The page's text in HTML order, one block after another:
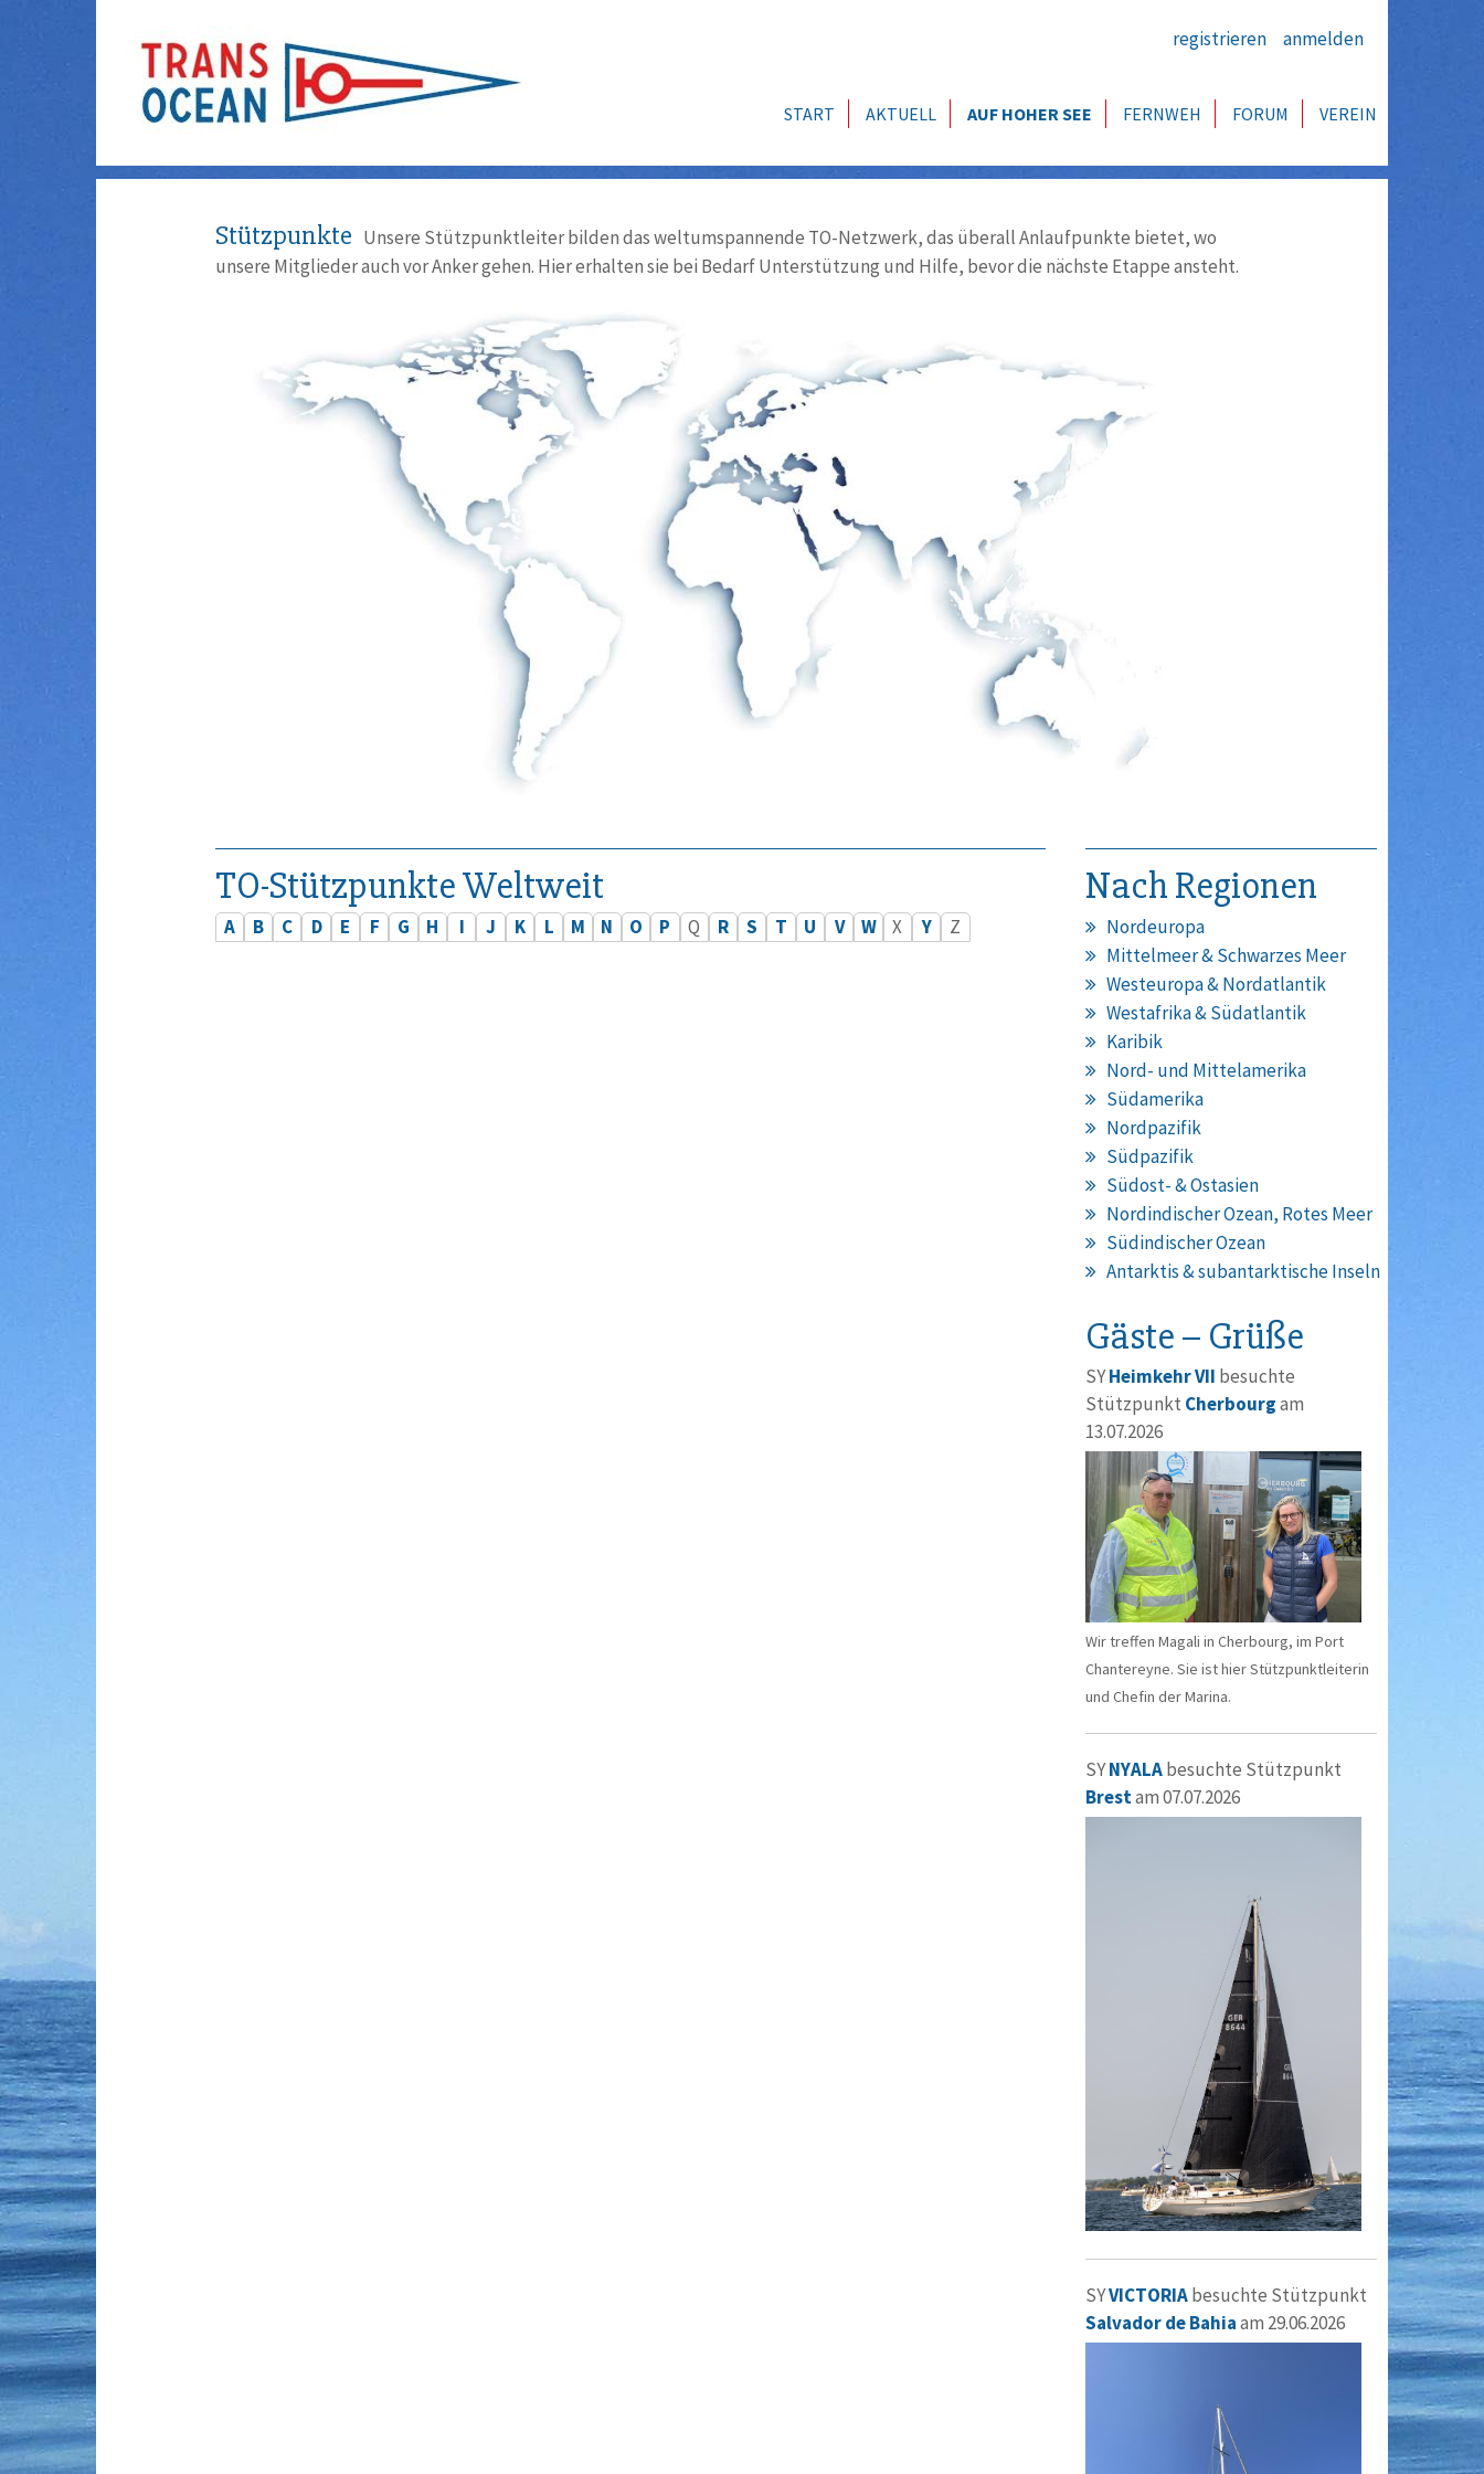
registrieren anmelden
START AKTUELL AUF HOHER SEE FERNWEH FORUM VEREIN
Stützpunkte Unsere Stützpunktleiter bilden das weltumspannende TO-Netzwerk, das überall Anlaufpunkte bietet, wo
unsere Mitglieder auch vor Anker gehen. Hier erhalten sie bei Bedarf Unterstützung und Hilfe, bevor die nächste Etappe ansteht.
TO-Stützpunkte Weltweit
A B C D E F G H I J K L M N O P Q R S T U V W X Y Z
Nach Regionen
Nordeuropa
Mittelmeer & Schwarzes Meer
Westeuropa & Nordatlantik
Westafrika & Südatlantik
Karibik
Nord- und Mittelamerika
Südamerika
Nordpazifik
Südpazifik
Südost- & Ostasien
Nordindischer Ozean, Rotes Meer
Südindischer Ozean
Antarktis & subantarktische Inseln
Gäste – Grüße
SYHeimkehr VII besuchte
Stützpunkt Cherbourgam
13.07.2026
Wir treffen Magali in Cherbourg, im Port
Chantereyne. Sie ist hier Stützpunktleiterin
und Chefin der Marina.
SYNYALAbesuchte Stützpunkt
Brestam 07.07.2026
SYVICTORIAbesuchte Stützpunkt
Salvador de Bahiaam 29.06.2026